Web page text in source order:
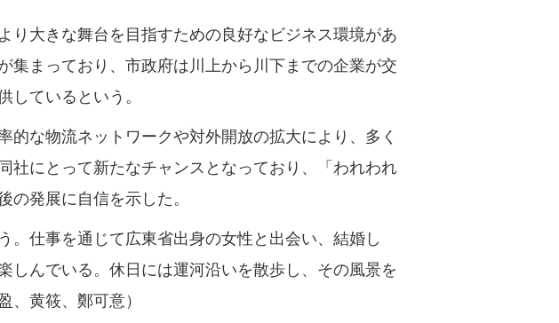
大きな舞台を目指すための良好なビジネス環境があ
集まっており、市政府は川上から川下までの企業が交
しているという。
な物流ネットワークや対外開放の拡大により、多く
社にとって新たなチャンスとなっており、「われわれ
発展に自信を示した。
仕事を通じて広東省出身の女性と出会い、結婚し
しんでいる。休日には運河沿いを散歩し、その風景を
、黄筱、鄭可意）